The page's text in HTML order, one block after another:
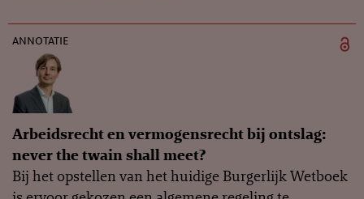
annotatie
Arbeidsrecht en vermogensrecht bij ontslag:
never the twain shall meet?
Bij het opstellen van het huidige Burgerlijk Wetboek